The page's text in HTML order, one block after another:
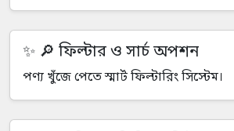
🔎 ফিল্টার ও সার্চ অপশন
পণ্য খুঁজে পেতে স্মার্ট ফিল্টারিং সিস্টেম।